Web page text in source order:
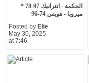
الحكمة - انترانيك 97-78 *
ميروبا - هوبس 74-96
Posted by Elie
May 30, 2025
at 7:46